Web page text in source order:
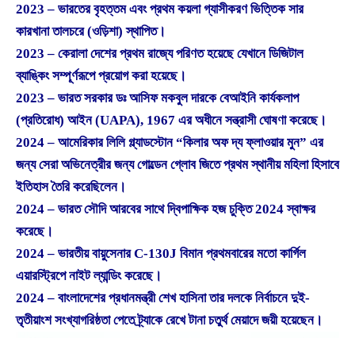
2023 – ভারতের বৃহত্তম এবং প্রথম কয়লা গ্যাসীকরণ ভিত্তিক সার
কারখানা তালচরে (ওড়িশা) স্থাপিত।
2023 – কেরালা দেশের প্রথম রাজ্যে পরিণত হয়েছে যেখানে ডিজিটাল
ব্যাঙ্কিং সম্পূর্ণরূপে প্রয়োগ করা হয়েছে।
2023 – ভারত সরকার ডঃ আসিফ মকবুল দারকে বেআইনি কার্যকলাপ
(প্রতিরোধ) আইন (UAPA), 1967 এর অধীনে সন্ত্রাসী ঘোষণা করেছে।
2024 – আমেরিকার লিলি গ্ল্যাডস্টোন “কিলার অফ দ্য ফ্লাওয়ার মুন” এর
জন্য সেরা অভিনেত্রীর জন্য গোল্ডেন গ্লোব জিতে প্রথম স্থানীয় মহিলা হিসাবে
ইতিহাস তৈরি করেছিলেন।
2024 – ভারত সৌদি আরবের সাথে দ্বিপাক্ষিক হজ চুক্তি 2024 স্বাক্ষর
করেছে।
2024 – ভারতীয় বায়ুসেনার C-130J বিমান প্রথমবারের মতো কার্গিল
এয়ারস্ট্রিপে নাইট ল্যান্ডিং করেছে।
2024 – বাংলাদেশের প্রধানমন্ত্রী শেখ হাসিনা তার দলকে নির্বাচনে দুই-
তৃতীয়াংশ সংখ্যাগরিষ্ঠতা পেতে ট্র্যাকে রেখে টানা চতুর্থ মেয়াদে জয়ী হয়েছেন।